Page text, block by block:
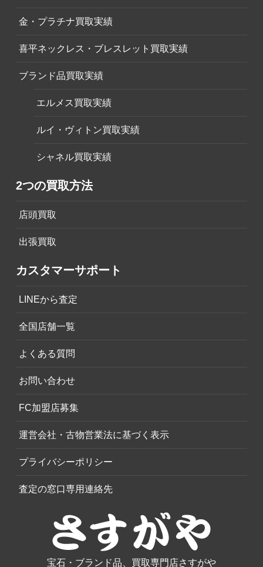
金・プラチナ買取実績
喜平ネックレス・ブレスレット買取実績
ブランド品買取実績
エルメス買取実績
ルイ・ヴィトン買取実績
シャネル買取実績
2つの買取方法
店頭買取
出張買取
カスタマーサポート
LINEから査定
全国店舗一覧
よくある質問
お問い合わせ
FC加盟店募集
運営会社・古物営業法に基づく表示
プライバシーポリシー
査定の窓口専用連絡先
宝石・ブランド品、買取専門店さすがや